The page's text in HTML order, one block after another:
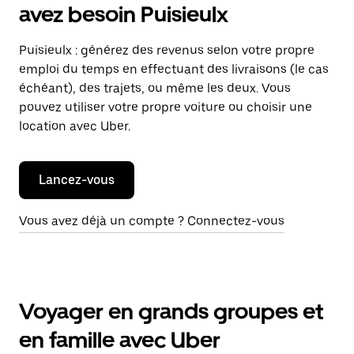
avez besoin Puisieulx
Puisieulx : générez des revenus selon votre propre
emploi du temps en effectuant des livraisons (le cas
échéant), des trajets, ou même les deux. Vous
pouvez utiliser votre propre voiture ou choisir une
location avec Uber.
Lancez-vous
Vous avez déjà un compte ? Connectez-vous
Voyager en grands groupes et
en famille avec Uber